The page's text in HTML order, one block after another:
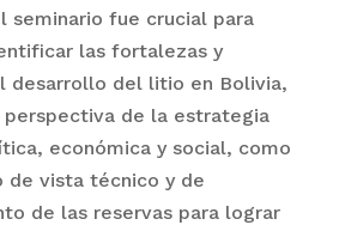
seminario fue crucial para
las fortalezas y
desarrollo del litio en Bolivia,
de la estrategia
económica y social, como
de vista técnico y de
de las reservas para lograr